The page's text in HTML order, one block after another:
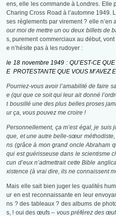
ens, elle les commande à Londres. Elle
Charing Cross Road à l’automne 1949.
ses règlements par virement ? elle n’en
our moi de mettre un ou deux billets de
s, purement commerciaux au début,
e n’hésite pas à les rudoyer :
le 18 novembre 1949 : QU’EST-CE
E PROTESTANTE QUE VOUS M’AVEZ
Pourriez-vous avoir l’amabilité de faire
e (qui que ce soit qui leur ait donné
t bousillé une des plus belles proses
ur ça, vous pouvez me croire !
Personnellement, ça m’est égal, je
que, et une autre belle-sœur
ns (grâce à mon grand oncle Abraham
qui est guérisseuse dans le scientisme
cun d’eux n’admettrait cette Bible
xistence (à vrai dire, ils ne connaissent
Mais elle sait bien juger les qualités
ur en est reconnaissante en leur
ns ? des tableaux ? des albums de
s, ! oui des œufs – vous préférez des